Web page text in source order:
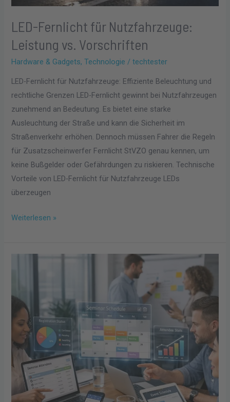
LED-Fernlicht für Nutzfahrzeuge:
Leistung vs. Vorschriften
Hardware & Gadgets,Technologie /techtester
LED-Fernlicht für Nutzfahrzeuge: Effiziente Beleuchtung und
rechtliche Grenzen LED-Fernlicht gewinnt bei Nutzfahrzeugen
zunehmend an Bedeutung. Es bietet eine starke
Ausleuchtung der Straße und kann die Sicherheit im
Straßenverkehr erhöhen. Dennoch müssen Fahrer die Regeln
für Zusatzscheinwerfer Fernlicht StVZO genau kennen, um
keine Bußgelder oder Gefährdungen zu riskieren. Technische
Vorteile von LED-Fernlicht für Nutzfahrzeuge LEDs
überzeugen
Weiterlesen »
bei
Seminarorganisation
Zeit
sparen